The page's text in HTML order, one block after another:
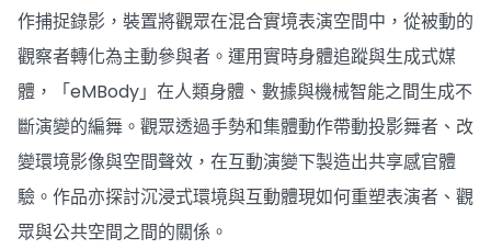
作捕捉錄影，裝置將觀眾在混合實境表演空間中，從被動的
觀察者轉化為主動參與者。運用實時身體追蹤與生成式媒
體，「eMBody」在人類身體、數據與機械智能之間生成不
斷演變的編舞。觀眾透過手勢和集體動作帶動投影舞者、改
變環境影像與空間聲效，在互動演變下製造出共享感官體
驗。作品亦探討沉浸式環境與互動體現如何重塑表演者、觀
眾與公共空間之間的關係。